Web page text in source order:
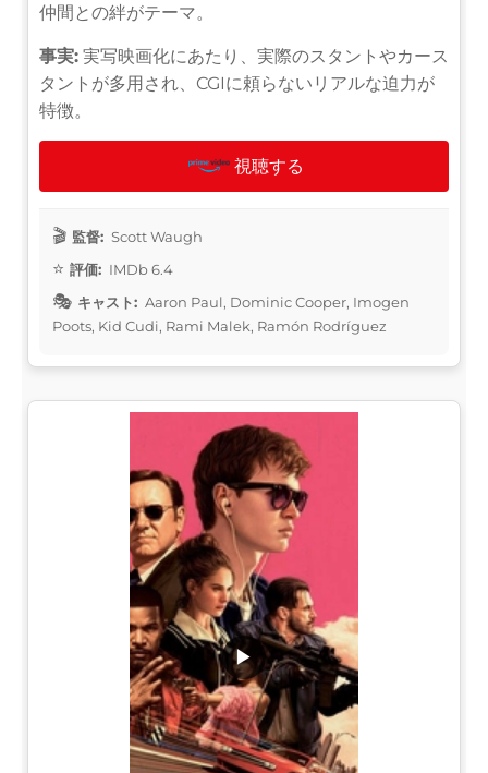
仲間との絆がテーマ。
事実: 実写映画化にあたり、実際のスタントやカース
タントが多用され、CGIに頼らないリアルな迫力が
特徴。
視聴する
監督: Scott Waugh
評価: IMDb 6.4
キャスト: Aaron Paul, Dominic Cooper, Imogen
Poots, Kid Cudi, Rami Malek, Ramón Rodríguez
▶